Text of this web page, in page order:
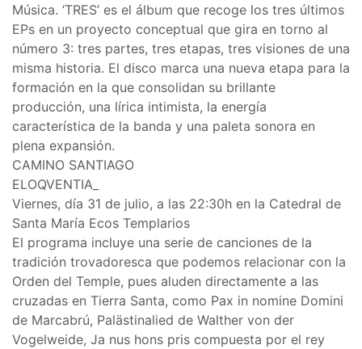
Música. ‘TRES’ es el álbum que recoge los tres últimos
EPs en un proyecto conceptual que gira en torno al
número 3: tres partes, tres etapas, tres visiones de una
misma historia. El disco marca una nueva etapa para la
formación en la que consolidan su brillante
producción, una lírica intimista, la energía
característica de la banda y una paleta sonora en
plena expansión.
CAMINO SANTIAGO
ELOQVENTIA_
Viernes, día 31 de julio, a las 22:30h en la Catedral de
Santa María Ecos Templarios
El programa incluye una serie de canciones de la
tradición trovadoresca que podemos relacionar con la
Orden del Temple, pues aluden directamente a las
cruzadas en Tierra Santa, como Pax in nomine Domini
de Marcabrú, Palästinalied de Walther von der
Vogelweide, Ja nus hons pris compuesta por el rey